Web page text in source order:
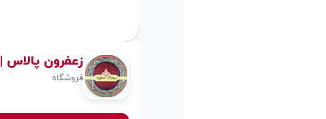
زعفرون پالاس | Saffron Palace
فروشگاه